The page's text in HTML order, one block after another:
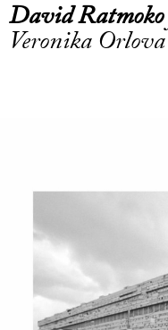
David Ratmoko
Veronika Orlova